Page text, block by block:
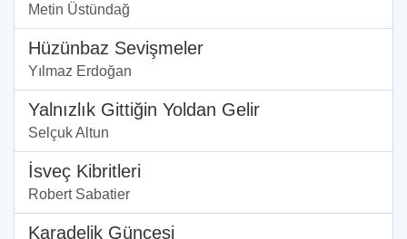
Metin Üstündağ
Hüzünbaz Sevişmeler
Yılmaz Erdoğan
Yalnızlık Gittiğin Yoldan Gelir
Selçuk Altun
İsveç Kibritleri
Robert Sabatier
Karadelik Güncesi